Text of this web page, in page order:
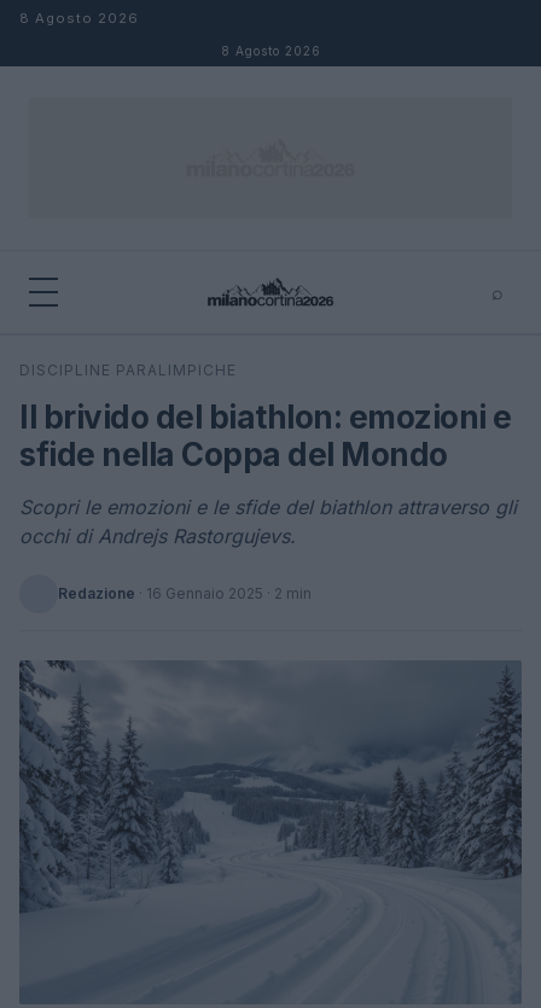
Salta al contenuto
8 Agosto 2026
8 Agosto 2026
⌕
Cerca
DISCIPLINE PARALIMPICHE
Il brivido del biathlon: emozioni e
sfide nella Coppa del Mondo
Scopri le emozioni e le sfide del biathlon attraverso gli
occhi di Andrejs Rastorgujevs.
Redazione · 16 Gennaio 2025 · 2 min